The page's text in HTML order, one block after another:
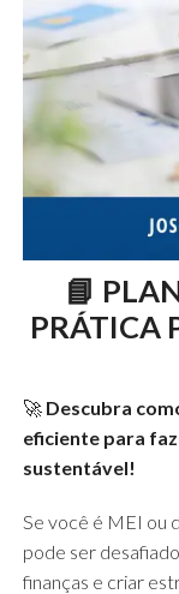
📘
PRÁTICA
🚀 Descubra
eficiente para
sustentável!
Se você é MEI ou
pode ser
finanças e criar